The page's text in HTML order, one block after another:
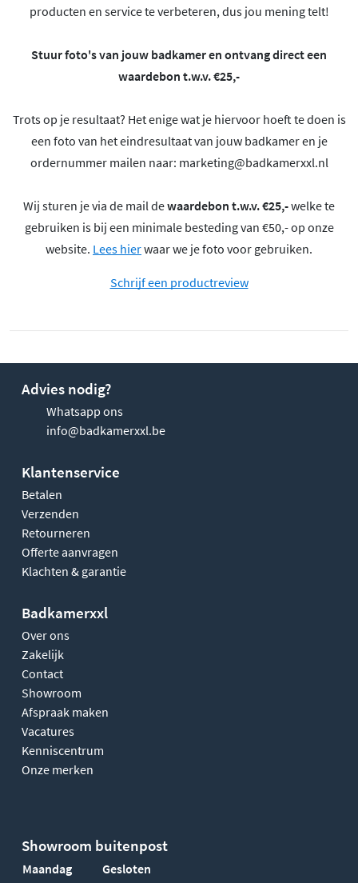
producten en service te verbeteren, dus jou mening telt!
Stuur foto's van jouw badkamer en ontvang direct een
waardebon t.w.v. €25,-
Trots op je resultaat? Het enige wat je hiervoor hoeft te doen is
een foto van het eindresultaat van jouw badkamer en je
ordernummer mailen naar: marketing@badkamerxxl.nl
Wij sturen je via de mail dewaardebon t.w.v. €25,-welke te
gebruiken is bij een minimale besteding van €50,- op onze
website. Lees hierwaar we je foto voor gebruiken.
Schrijf een productreview
Advies nodig?
Whatsapp ons
info@badkamerxxl.be
Klantenservice
Betalen
Verzenden
Retourneren
Offerte aanvragen
Klachten & garantie
Badkamerxxl
Over ons
Zakelijk
Contact
Showroom
Afspraak maken
Vacatures
Kenniscentrum
Onze merken
Showroom buitenpost
Maandag
Gesloten